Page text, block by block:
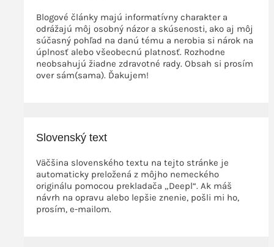
Blogové články majú informatívny charakter a
odrážajú môj osobný názor a skúsenosti, ako aj môj
súčasný pohľad na danú tému a nerobia si nárok na
úplnosť alebo všeobecnú platnosť. Rozhodne
neobsahujú žiadne zdravotné rady. Obsah si prosím
over sám(sama). Ďakujem!
Slovenský text
Väčšina slovenského textu na tejto stránke je
automaticky preložená z môjho nemeckého
originálu pomocou prekladača „Deepl“. Ak máš
návrh na opravu alebo lepšie znenie, pošli mi ho,
prosím, e-mailom.